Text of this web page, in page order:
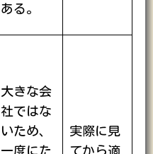
ある。
大きな会
社ではな
いため、
一度にた
実際に見
てから適